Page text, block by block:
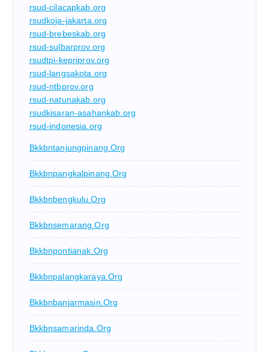
rsud-cilacapkab.org
rsudkoja-jakarta.org
rsud-brebeskab.org
rsud-sulbarprov.org
rsudtpi-kepriprov.org
rsud-langsakota.org
rsud-ntbprov.org
rsud-natunakab.org
rsudkisaran-asahankab.org
rsud-indonesia.org
Bkkbntanjungpinang.org
Bkkbnpangkalpinang.org
Bkkbnbengkulu.org
Bkkbnsemarang.org
Bkkbnpontianak.org
Bkkbnpalangkaraya.org
Bkkbnbanjarmasin.org
Bkkbnsamarinda.org